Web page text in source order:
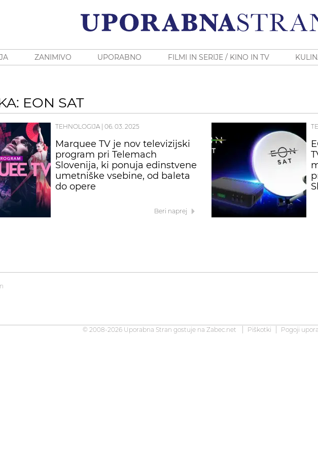
ZANIMIVO UPORABNO FILMI IN SERIJE / KINO IN TV
EON SAT
TEHNOLOGIJA 06. 03. 2025
Marquee TV je nov televizijski
program pri Telemach
Slovenija, ki ponuja edinstvene
umetniške vsebine, od baleta
do opere
Beri naprej
© 2008-2026 Uporabna Stran gostuje na Zabec.net Piškotki Pogoji